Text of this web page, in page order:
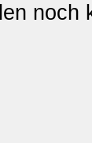
noch